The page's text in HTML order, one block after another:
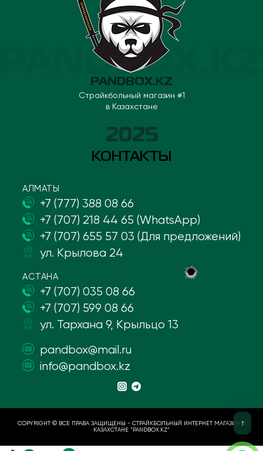
PANDBOX.KZ
Страйкбольный магазин #1
в Казахстане
2025
КОНТАКТЫ
АЛМАТЫ
+7 (777) 388 08 66
+7 (707) 218 44 65 (WhatsApp)
+7 (707) 655 57 03 (Для предложений)
ул. Крылова 24
АСТАНА
+7 (707) 035 08 66
+7 (707) 599 08 66
ул. Тархана 9, Крыльцо 13
pandbox@mail.ru
info@pandbox.kz
COPYRIGHT © ВСЕ ПРАВА ЗАЩИЩЕНЫ - СТРАЙКБОЛЬНЫЙ ИНТЕРНЕТ МАГАЗИН В
КАЗАХСТАНЕ “PANDBOX.KZ”